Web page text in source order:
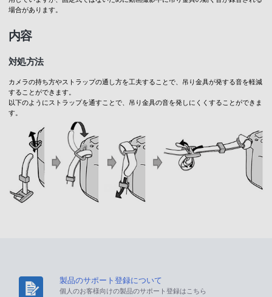
場合があります。
内容
対処方法
カメラの持ち方やストラップの通し方を工夫することで、吊り金具が発する音を軽減
することができます。
以下のようにストラップを通すことで、吊り金具の音を発しにくくすることができま
す。
製品のサポート登録について
個人のお客様向けの製品のサポート登録はこちら